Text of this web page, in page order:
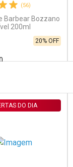
(56)
Barbear Bozzano
200ml
20% OFF
DO DIA